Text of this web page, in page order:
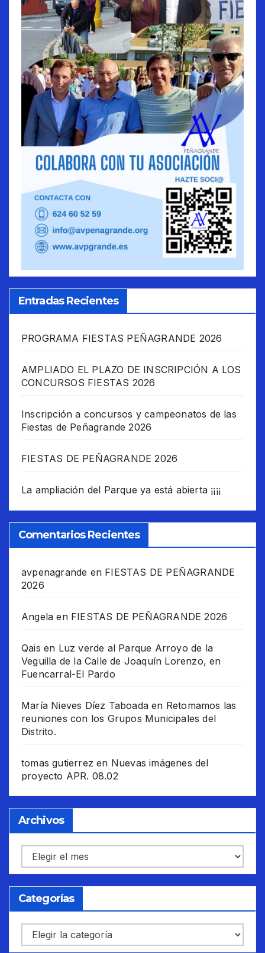
Entradas Recientes
PROGRAMA FIESTAS PEÑAGRANDE 2026
AMPLIADO EL PLAZO DE INSCRIPCIÓN A LOS
CONCURSOS FIESTAS 2026
Inscripción a concursos y campeonatos de las
Fiestas de Peñagrande 2026
FIESTAS DE PEÑAGRANDE 2026
La ampliación del Parque ya está abierta ¡¡¡¡
Comentarios Recientes
avpenagrande en FIESTAS DE PEÑAGRANDE
2026
Angela en FIESTAS DE PEÑAGRANDE 2026
Qais en Luz verde al Parque Arroyo de la
Veguilla de la Calle de Joaquín Lorenzo, en
Fuencarral-El Pardo
María Nieves Díez Taboada en Retomamos las
reuniones con los Grupos Municipales del
Distrito.
tomas gutierrez en Nuevas imágenes del
proyecto APR. 08.02
Archivos
Archivos
Categorías
Categorías